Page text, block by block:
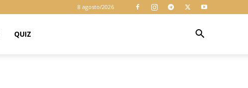
8 agosto/2026
QUIZ
cookies para
garantir que